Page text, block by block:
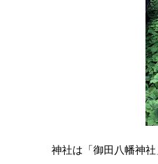
神社は「御田八幡神